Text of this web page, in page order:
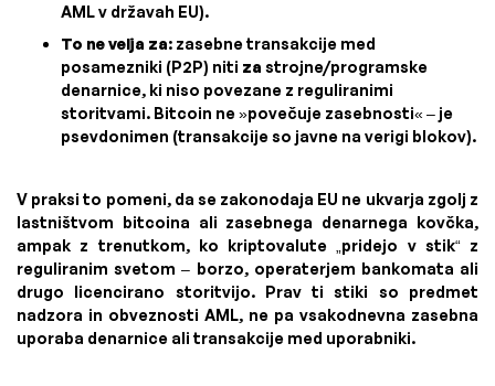
AML v državah EU).
To ne velja za: zasebne transakcije med
posamezniki (P2P) niti za strojne/programske
denarnice, ki niso povezane z reguliranimi
storitvami. Bitcoin ne »povečuje zasebnosti« – je
psevdonimen (transakcije so javne na verigi blokov).
V praksi to pomeni, da se zakonodaja EU ne ukvarja zgolj z
lastništvom bitcoina ali zasebnega denarnega kovčka,
ampak z trenutkom, ko kriptovalute „pridejo v stik“ z
reguliranim svetom – borzo, operaterjem bankomata ali
drugo licencirano storitvijo. Prav ti stiki so predmet
nadzora in obveznosti AML, ne pa vsakodnevna zasebna
uporaba denarnice ali transakcije med uporabniki.